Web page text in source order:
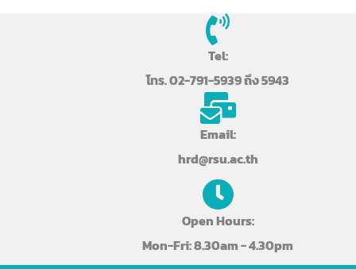
Tel:
โทร. 02-791-5939 ถึง 5943
Email:
hrd@rsu.ac.th
Open Hours:
Mon-Fri: 8.30am - 4.30pm